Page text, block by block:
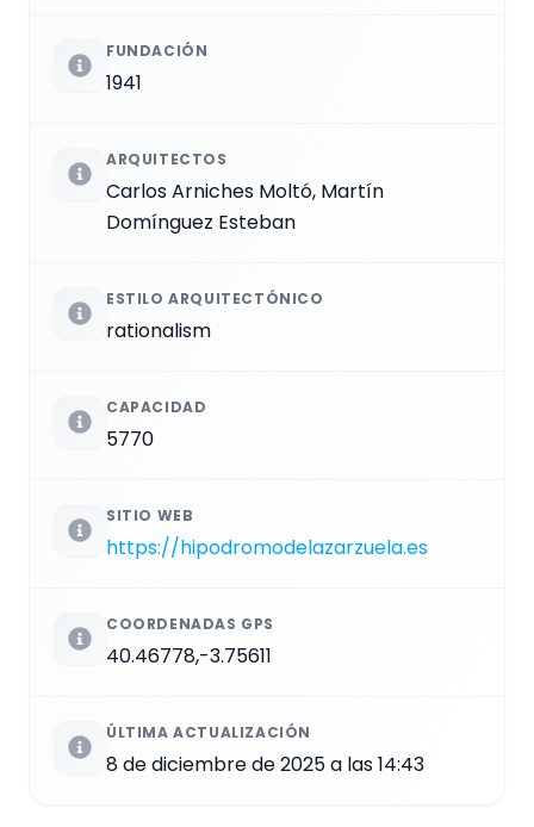
FUNDACIÓN
1941
ARQUITECTOS
Carlos Arniches Moltó, Martín
Domínguez Esteban
ESTILO ARQUITECTÓNICO
rationalism
CAPACIDAD
5770
SITIO WEB
https://hipodromodelazarzuela.es
COORDENADAS GPS
40.46778,-3.75611
ÚLTIMA ACTUALIZACIÓN
8 de diciembre de 2025 a las 14:43